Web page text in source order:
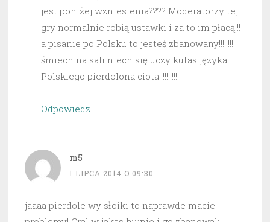
jest poniżej wzniesienia???? Moderatorzy tej
gry normalnie robią ustawki i za to im płacą!!!
a pisanie po Polsku to jesteś zbanowany!!!!!!!!!
śmiech na sali niech się uczy kutas języka
Polskiego pierdolona ciota!!!!!!!!!!!
Odpowiedz
m5
1 LIPCA 2014 O 09:30
jaaaa pierdole wy słoiki to naprawde macie